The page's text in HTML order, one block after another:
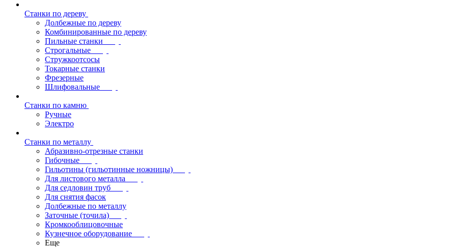
Станки по дереву
Долбежные по дереву
Комбинированные по дереву
Пильные станки
Строгальные
Стружкоотсосы
Токарные станки
Фрезерные
Шлифовальные
Станки по камню
Ручные
Электро
Станки по металлу
Абразивно-отрезные станки
Гибочные
Гильотины (гильотинные ножницы)
Для листового металла
Для седловин труб
Для снятия фасок
Долбежные по металлу
Заточные (точила)
Кромкооблицовочные
Кузнечное оборудование
Еще